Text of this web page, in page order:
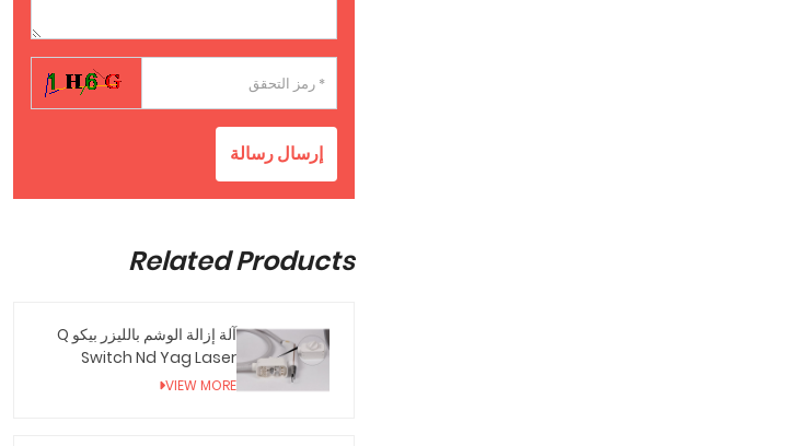
إرسال رسالة
Related Products
آلة إزالة الوشم بالليزر بيكو Q
Switch Nd Yag Laser
VIEW MORE